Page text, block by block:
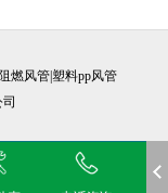
燃风管|塑料pp风管